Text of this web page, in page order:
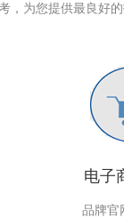
，为您提供最良好的
电子
品牌官